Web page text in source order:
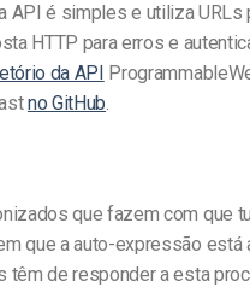
API é simples e utiliza
HTTP para erros e
da API
no GitHub.
que fazem com que
que a auto-expressão está
têm de responder a esta